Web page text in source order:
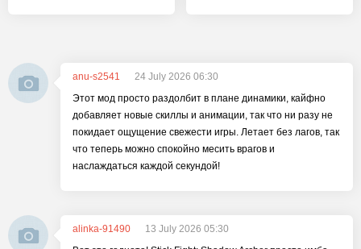
anu-s2541
24 July 2026 06:30
Этот мод просто раздолбит в плане динамики, кайфно
добавляет новые скиллы и анимации, так что ни разу не
покидает ощущение свежести игры. Летает без лагов, так
что теперь можно спокойно месить врагов и
наслаждаться каждой секундой!
alinka-91490
13 July 2026 05:30